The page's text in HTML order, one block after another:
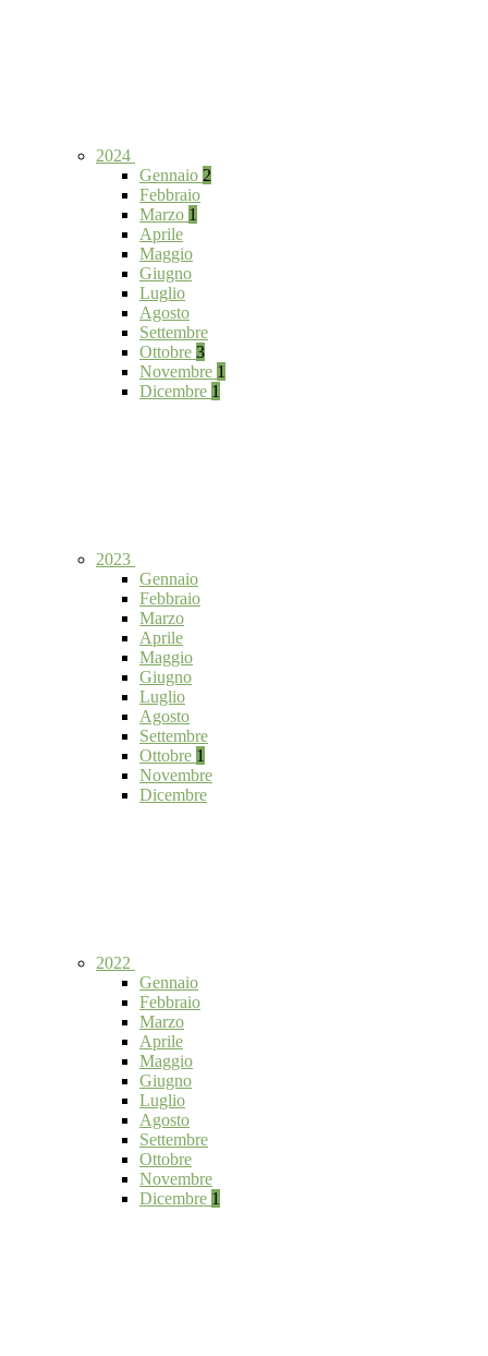
2024
Gennaio 2
Febbraio
Marzo 1
Aprile
Maggio
Giugno
Luglio
Agosto
Settembre
Ottobre 3
Novembre 1
Dicembre 1
2023
Gennaio
Febbraio
Marzo
Aprile
Maggio
Giugno
Luglio
Agosto
Settembre
Ottobre 1
Novembre
Dicembre
2022
Gennaio
Febbraio
Marzo
Aprile
Maggio
Giugno
Luglio
Agosto
Settembre
Ottobre
Novembre
Dicembre 1